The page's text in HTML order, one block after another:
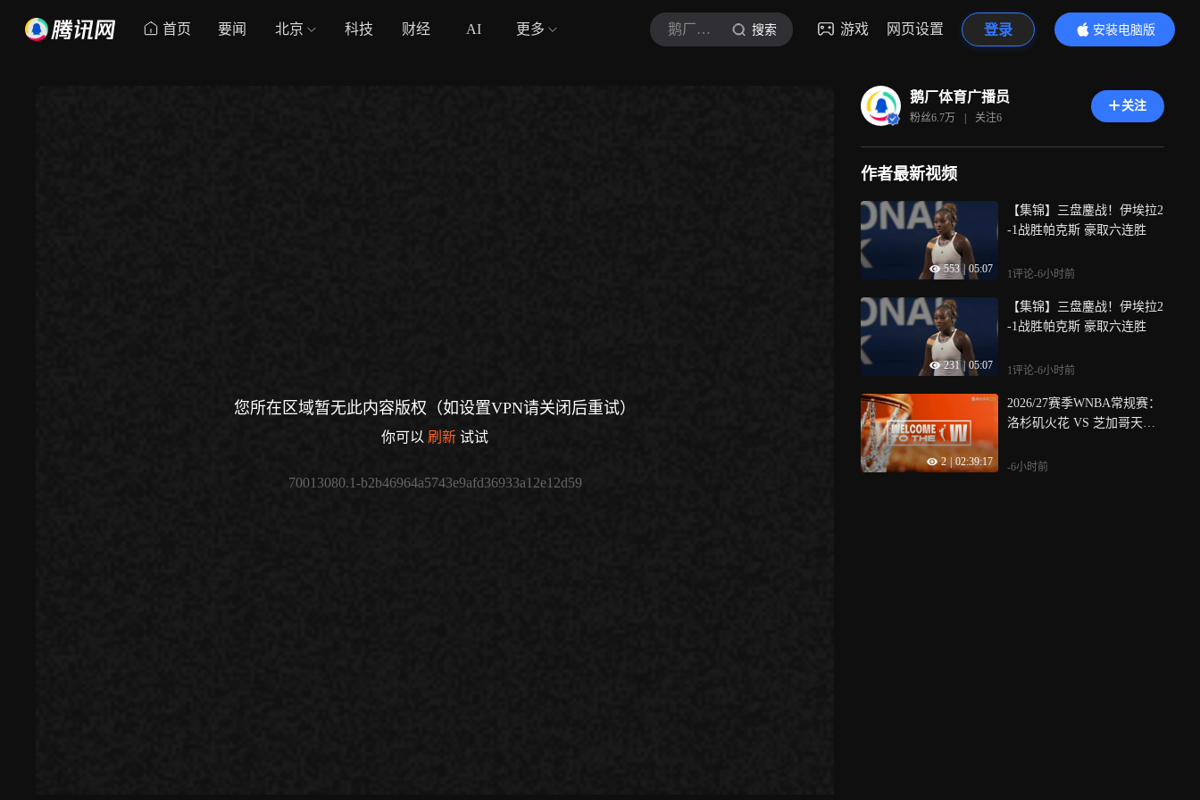
首页 要闻 北京 科技 财经 AI 更多 鹅厂体育广播员 搜索 游戏 网页设置 登录
安装电脑版
内容更精彩
您所在区域暂无此内容版权（如设置VPN请关闭后重试）
你可以 刷新 试试
70013080.1-b2b46964a5743e9afd36933a12e12d59
鹅厂体育广播员
粉丝6.7万 | 关注6
关注
作者最新视频
553 05:07
【集锦】三盘鏖战！伊埃拉2
-1战胜帕克斯 豪取六连胜
1评论-6小时前
231 05:07
【集锦】三盘鏖战！伊埃拉2
-1战胜帕克斯 豪取六连胜
1评论-6小时前
2 02:39:17
2026/27赛季WNBA常规赛：
洛杉矶火花 VS 芝加哥天空
-6小时前